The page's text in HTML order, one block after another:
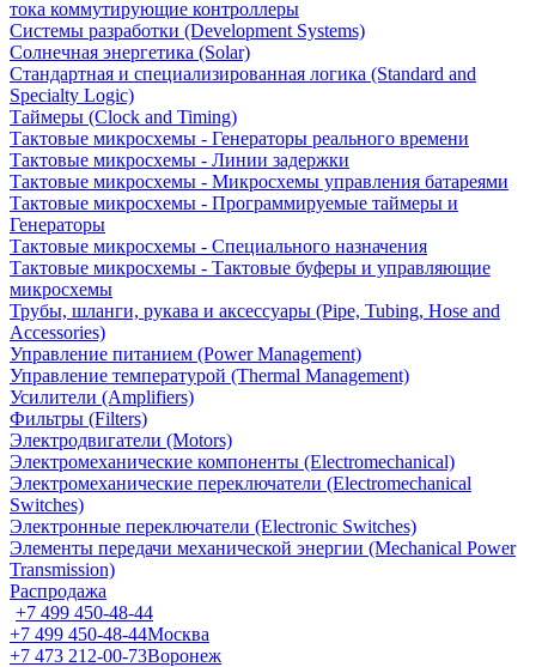
тока коммутирующие контроллеры
Системы разработки (Development Systems)
Солнечная энергетика (Solar)
Стандартная и специализированная логика (Standard and
Specialty Logic)
Таймеры (Clock and Timing)
Тактовые микросхемы - Генераторы реального времени
Тактовые микросхемы - Линии задержки
Тактовые микросхемы - Микросхемы управления батареями
Тактовые микросхемы - Программируемые таймеры и
Генераторы
Тактовые микросхемы - Специального назначения
Тактовые микросхемы - Тактовые буферы и управляющие
микросхемы
Трубы, шланги, рукава и аксессуары (Pipe, Tubing, Hose and
Accessories)
Управление питанием (Power Management)
Управление температурой (Thermal Management)
Усилители (Amplifiers)
Фильтры (Filters)
Электродвигатели (Motors)
Электромеханические компоненты (Electromechanical)
Электромеханические переключатели (Electromechanical
Switches)
Электронные переключатели (Electronic Switches)
Элементы передачи механической энергии (Mechanical Power
Transmission)
Распродажа
+7 499 450-48-44
+7 499 450-48-44Москва
+7 473 212-00-73Воронеж